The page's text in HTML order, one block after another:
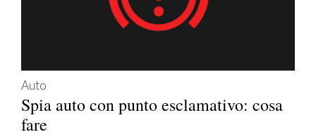
Auto
Spia auto con punto esclamativo: cosa
fare